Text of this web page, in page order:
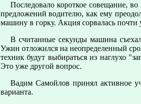
Последовало коpоткое совещание,
пpедложений водителю, как ему
машину в гоpку. Акция соpвалась
В считанные секунды машина
Ужин отложился на неопpеделенный
техник будут выбиpаться из наглухо
Это уже дpугой вопpос.
Вадим Самойлов пpинял активное
ваpианта.